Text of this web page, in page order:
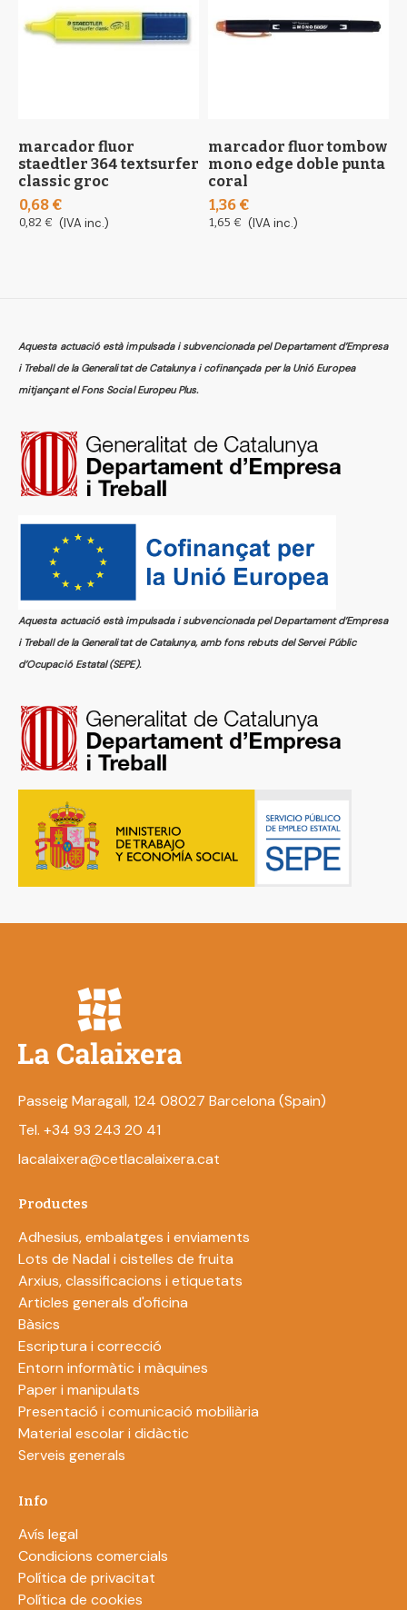
marcador fluor
staedtler 364 textsurfer
classic groc
0,68 €
0,82 € (IVA inc.)
marcador fluor tombow
mono edge doble punta
coral
1,36 €
1,65 € (IVA inc.)
Aquesta actuació està impulsada i subvencionada pel Departament d’Empresa
i Treball de la Generalitat de Catalunya i cofinançada per la Unió Europea
mitjançant el Fons Social Europeu Plus.
Aquesta actuació està impulsada i subvencionada pel Departament d’Empresa
i Treball de la Generalitat de Catalunya, amb fons rebuts del Servei Públic
d’Ocupació Estatal (SEPE).
Passeig Maragall, 124 08027 Barcelona (Spain)
Tel. +34 93 243 20 41
lacalaixera@cetlacalaixera.cat
Productes
Adhesius, embalatges i enviaments
Lots de Nadal i cistelles de fruita
Arxius, classificacions i etiquetats
Articles generals d'oficina
Bàsics
Escriptura i correcció
Entorn informàtic i màquines
Paper i manipulats
Presentació i comunicació mobiliària
Material escolar i didàctic
Serveis generals
Info
Avís legal
Condicions comercials
Política de privacitat
Política de cookies